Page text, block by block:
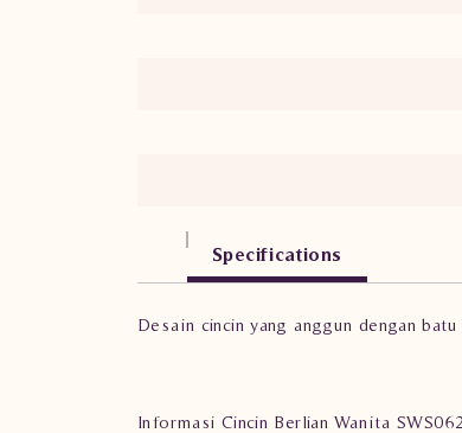
Specifications
Desain cincin yang anggun dengan
Informasi Cincin Berlian Wanita